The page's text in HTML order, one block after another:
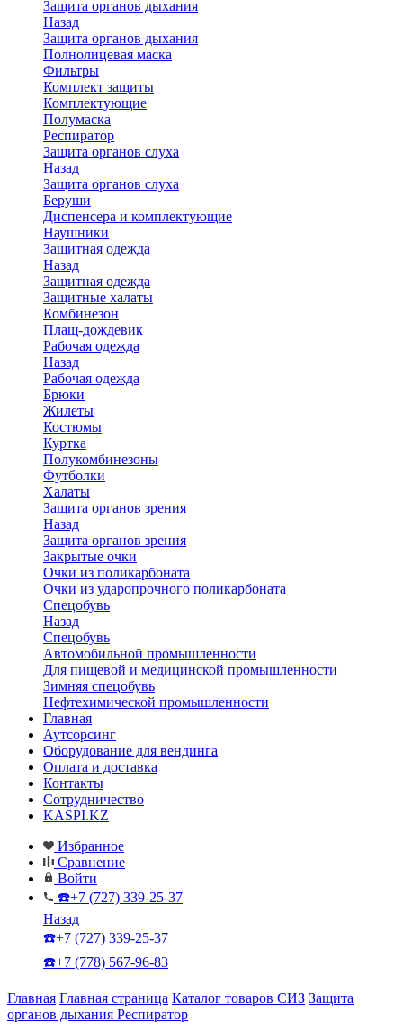
Защита органов дыхания
Назад
Защита органов дыхания
Полнолицевая маска
Фильтры
Комплект защиты
Комплектующие
Полумаска
Респиратор
Защита органов слуха
Назад
Защита органов слуха
Беруши
Диспенсера и комплектующие
Наушники
Защитная одежда
Назад
Защитная одежда
Защитные халаты
Комбинезон
Плащ-дождевик
Рабочая одежда
Назад
Рабочая одежда
Брюки
Жилеты
Костюмы
Куртка
Полукомбинезоны
Футболки
Халаты
Защита органов зрения
Назад
Защита органов зрения
Закрытые очки
Очки из поликарбоната
Очки из ударопрочного поликарбоната
Спецобувь
Назад
Спецобувь
Автомобильной промышленности
Для пищевой и медицинской промышленности
Зимняя спецобувь
Нефтехимической промышленности
Главная
Аутсорсинг
Оборудование для вендинга
Оплата и доставка
Контакты
Сотрудничество
KASPI.KZ
Избранное
Сравнение
Войти
☎️+7 (727) 339-25-37
Назад
☎️+7 (727) 339-25-37
☎️+7 (778) 567-96-83
Главная Главная страница Каталог товаров СИЗ Защита
органов дыхания Респиратор